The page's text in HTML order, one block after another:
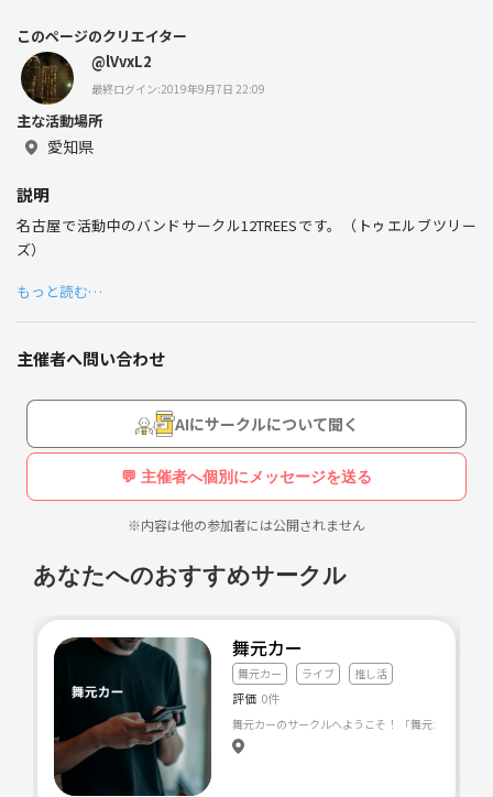
このページのクリエイター
@lVvxL2
最終ログイン:2019年9月7日 22:09
主な活動場所
愛知県
説明
名古屋で活動中のバンドサークル12TREESです。（トゥエルブツリー
ズ）
もっと読む…
主催者へ問い合わせ
AIにサークルについて聞く
💬 主催者へ個別にメッセージを送る
※内容は他の参加者には公開されません
あなたへのおすすめサークル
舞元カー
舞元カー ライブ 推し活
評価 0件